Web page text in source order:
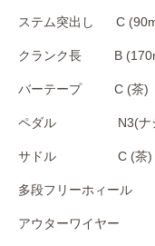
ステム突出し C
クランク長 B
バーテープ C (茶)
ペダル N3(ナ
サドル C (茶)
多段フリーホィール
アウターワイヤー